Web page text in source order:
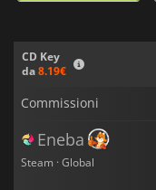
CD Key
da8.19€
Commissioni
Eneba
Steam · Global